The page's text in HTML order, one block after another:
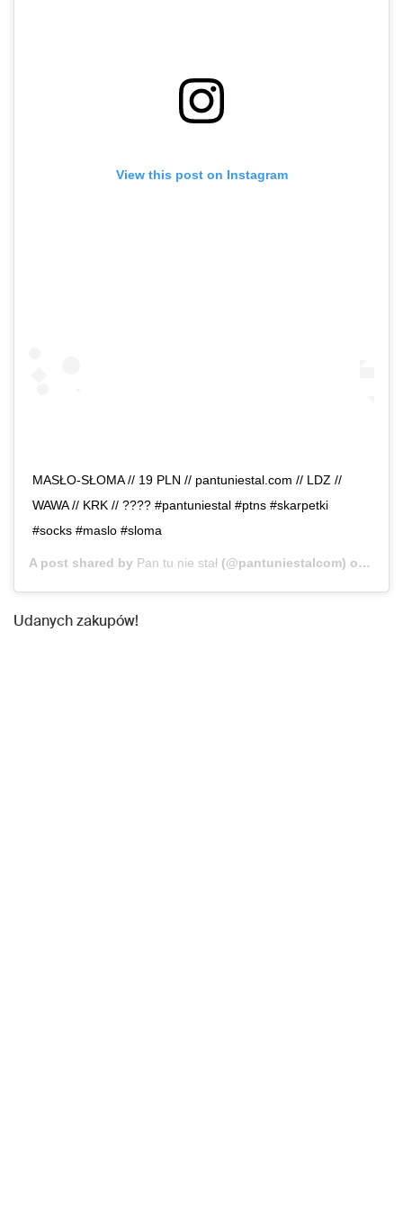
View this post on Instagram
MASŁO-SŁOMA // 19 PLN // pantuniestal.com // LDZ //
WAWA // KRK // ???? #pantuniestal #ptns #skarpetki
#socks #maslo #sloma
A post shared by Pan tu nie stał (@pantuniestalcom) on
Udanych zakupów!